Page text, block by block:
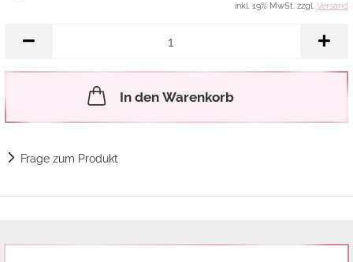
Merkzettel
inkl. 19% MwSt. zzgl. Versand
In den Warenkorb
Frage zum Produkt